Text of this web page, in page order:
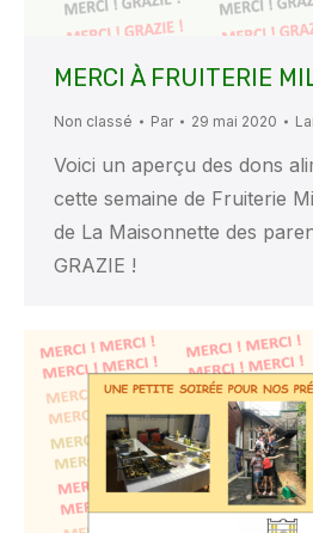
MERCI À FRUITERIE
Non classé Par 29 mai 2020
Voici un aperçu des dons
cette semaine de Fruiterie
de La Maisonnette des
GRAZIE !